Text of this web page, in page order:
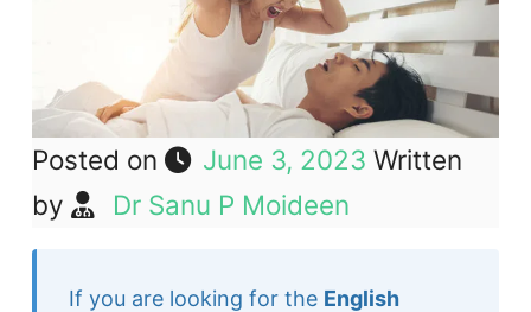
Posted on June 3, 2023 Written
by
Dr Sanu P Moideen
If you are looking for the English